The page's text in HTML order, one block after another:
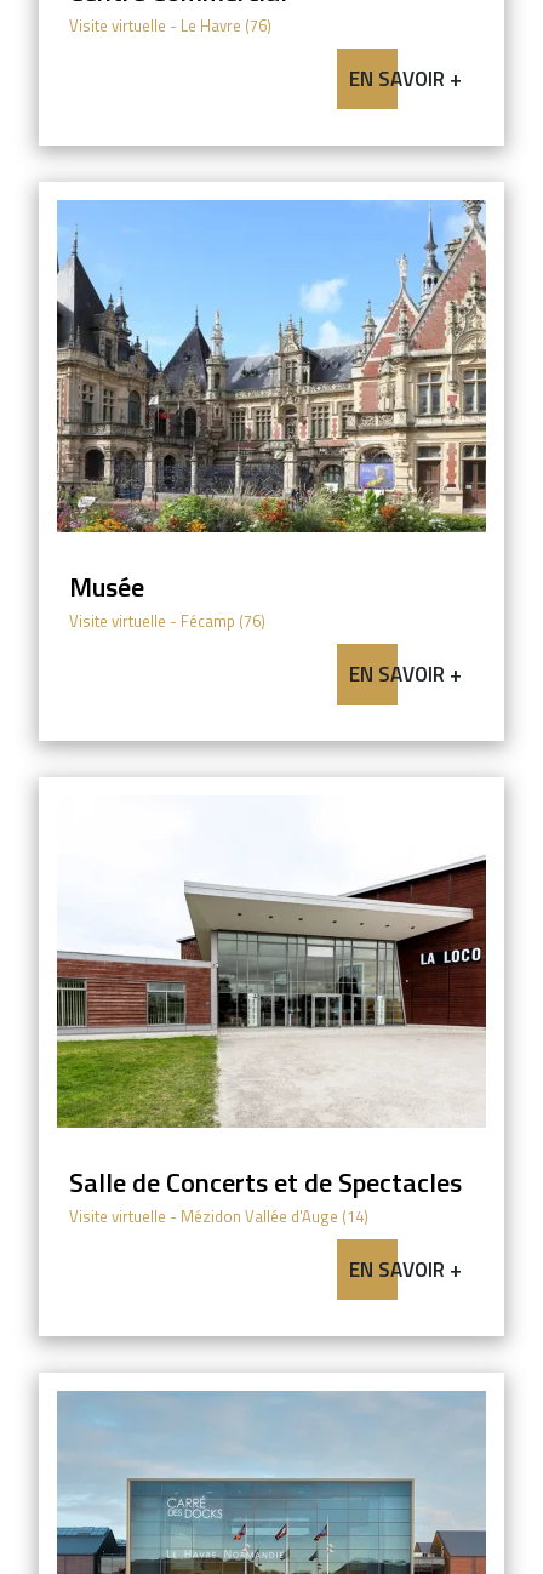
Visite virtuelle - Le Havre (76)
EN SAVOIR +
Musée
Visite virtuelle - Fécamp (76)
EN SAVOIR +
Salle de Concerts et de Spectacles
Visite virtuelle - Mézidon Vallée d'Auge (14)
EN SAVOIR +